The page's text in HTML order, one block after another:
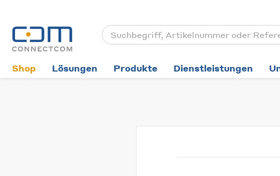
Shop Lösungen Produkte Dienstleistungen